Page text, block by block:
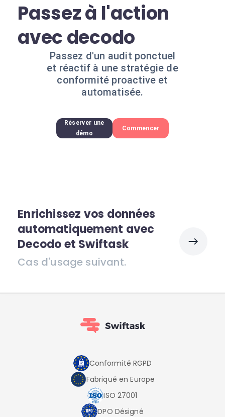
Passez à l'action
avec decodo
Passez d'un audit ponctuel
et réactif à une stratégie de
conformité proactive et
automatisée.
Réserver une
démo
Commencer
Enrichissez vos données
automatiquement avec
Decodo et Swiftask
Cas d'usage suivant.
Conformité RGPD
Fabriqué en Europe
ISO 27001
DPO Désigné